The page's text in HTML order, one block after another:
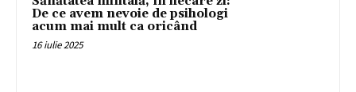
De ce avem nevoie de psihologi
acum mai mult ca oricând
16 iulie 2025